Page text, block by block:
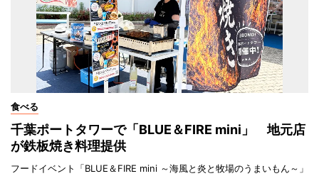
食べる
千葉ポートタワーで「BLUE＆FIRE mini」 地元店
が鉄板焼き料理提供
フードイベント「BLUE＆FIRE mini ～海風と炎と牧場のうまいもん～」